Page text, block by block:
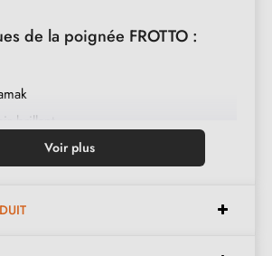
de la poignée FROTTO :
brillant
disponibles :320 mm, 128 mm, 160
avec un chiffon doux
Voir plus